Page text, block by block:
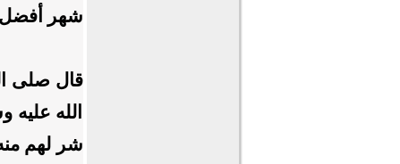
شهر أفضل
قال صلى
الله
شر لهم